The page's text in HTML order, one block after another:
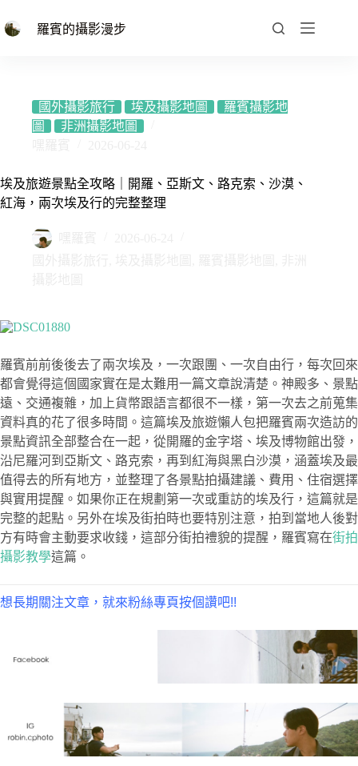
至
羅賓的攝影漫步
國外攝影旅行 埃及攝影地圖
羅賓攝影地
圖
非洲攝影地圖
埃及旅遊景點全攻略｜開羅、亞斯文、路克索、沙漠、
紅海，兩次埃及行的完整整理
羅賓前前後後去了兩次埃及，一次跟團、一次自由行，每次回來
都會覺得這個國家實在是太難用一篇文章說清楚。神殿多、景點
遠、交通複雜，加上貨幣跟語言都很不一樣，第一次去之前蒐集
資料真的花了很多時間。這篇埃及旅遊懶人包把羅賓兩次造訪的
景點資訊全部整合在一起，從開羅的金字塔、埃及博物館出發，
沿尼羅河到亞斯文、路克索，再到紅海與黑白沙漠，涵蓋埃及最
值得去的所有地方，並整理了各景點拍攝建議、費用、住宿選擇
與實用提醒。如果你正在規劃第一次或重訪的埃及行，這篇就是
完整的起點。另外在埃及街拍時也要特別注意，拍到當地人後對
方有時會主動要求收錢，這部分街拍禮貌的提醒，羅賓寫在街拍
攝影教學這篇。
想長期關注文章，就來粉絲專頁按個讚吧!!